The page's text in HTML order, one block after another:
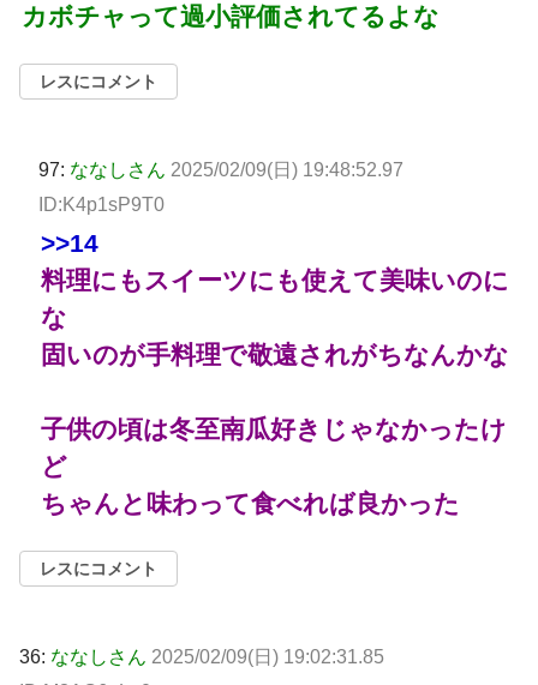
カボチャって過小評価されてるよな
レスにコメント
97: ななしさん 2025/02/09(日) 19:48:52.97
ID:K4p1sP9T0
>>14
料理にもスイーツにも使えて美味いのに
な
固いのが手料理で敬遠されがちなんかな
子供の頃は冬至南瓜好きじゃなかったけ
ど
ちゃんと味わって食べれば良かった
レスにコメント
36: ななしさん 2025/02/09(日) 19:02:31.85